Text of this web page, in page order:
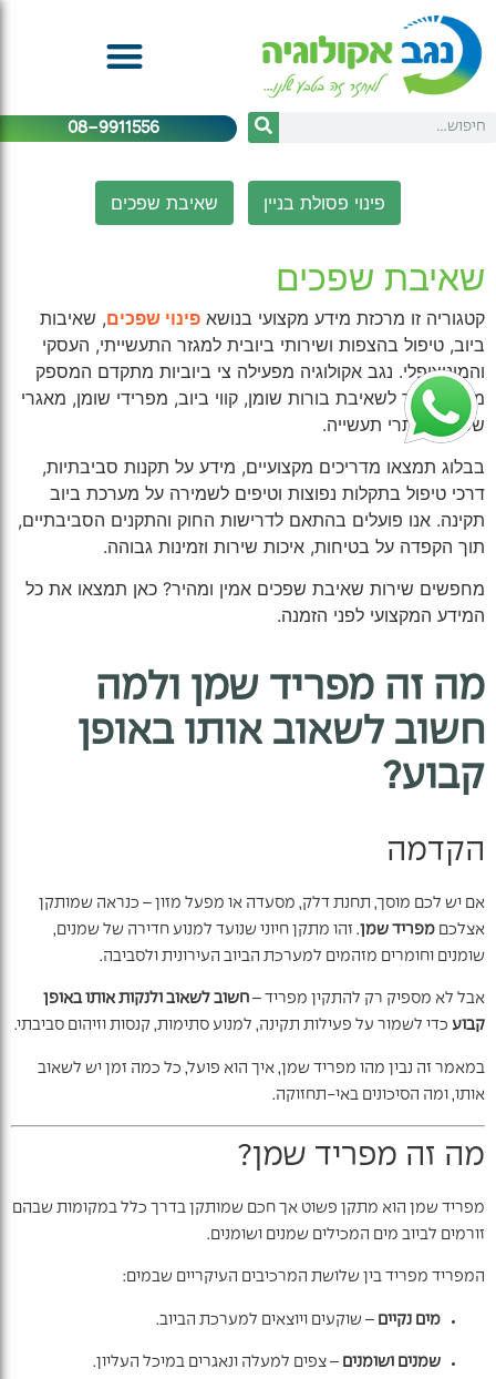
08-9911556
פינוי פסולת בניין שאיבת שפכים
שאיבת שפכים
קטגוריה זו מרכזת מידע מקצועי בנושא פינוי שפכים, שאיבות
ביוב, טיפול בהצפות ושירותי ביובית למגזר התעשייתי, העסקי
והמוניציפלי. נגב אקולוגיה מפעילה צי ביוביות מתקדם המספק
מענה מהיר לשאיבת בורות שומן, קווי ביוב, מפרידי שומן, מאגרי
שפכים ואתרי תעשייה.
בבלוג תמצאו מדריכים מקצועיים, מידע על תקנות סביבתיות,
דרכי טיפול בתקלות נפוצות וטיפים לשמירה על מערכת ביוב
תקינה. אנו פועלים בהתאם לדרישות החוק והתקנים הסביבתיים,
תוך הקפדה על בטיחות, איכות שירות וזמינות גבוהה.
מחפשים שירות שאיבת שפכים אמין ומהיר? כאן תמצאו את כל
המידע המקצועי לפני הזמנה.
מה זה מפריד שמן ולמה
חשוב לשאוב אותו באופן
קבוע?
הקדמה
אם יש לכם מוסך, תחנת דלק, מסעדה או מפעל מזון – כנראה שמותקן
אצלכם מפריד שמן. זהו מתקן חיוני שנועד למנוע חדירה של שמנים,
שומנים וחומרים מזהמים למערכת הביוב העירונית ולסביבה.
אבל לא מספיק רק להתקין מפריד – חשוב לשאוב ולנקות אותו באופן
קבוע כדי לשמור על פעילות תקינה, למנוע סתימות, קנסות וזיהום סביבתי.
במאמר זה נבין מהו מפריד שמן, איך הוא פועל, כל כמה זמן יש לשאוב
אותו, ומה הסיכונים באי-תחזוקה.
מה זה מפריד שמן?
מפריד שמן הוא מתקן פשוט אך חכם שמותקן בדרך כלל במקומות שבהם
זורמים לביוב מים המכילים שמנים ושומנים.
המפריד מפריד בין שלושת המרכיבים העיקריים שבמים:
מים נקיים – שוקעים ויוצאים למערכת הביוב.
שמנים ושומנים – צפים למעלה ונאגרים במיכל העליון.